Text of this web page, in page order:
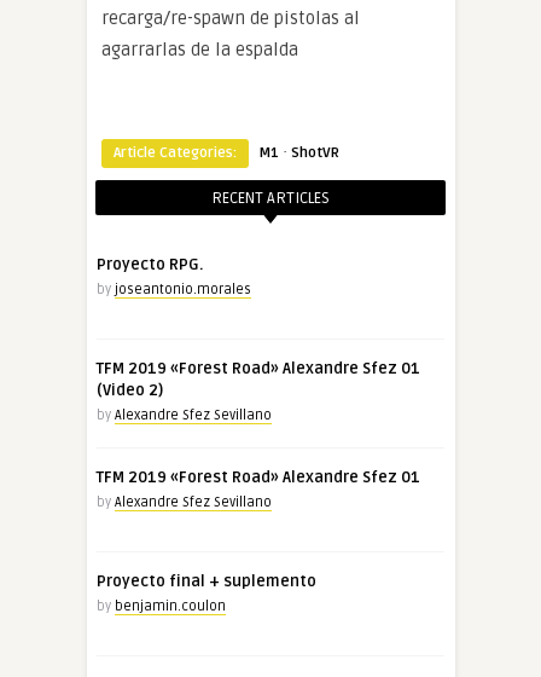
recarga/re-spawn de pistolas al
agarrarlas de la espalda
Article Categories: M1 · ShotVR
RECENT ARTICLES
Proyecto RPG.
by joseantonio.morales
TFM 2019 «Forest Road» Alexandre Sfez 01
(Video 2)
by Alexandre Sfez Sevillano
TFM 2019 «Forest Road» Alexandre Sfez 01
by Alexandre Sfez Sevillano
Proyecto final + suplemento
by benjamin.coulon